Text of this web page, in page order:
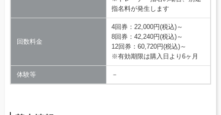
指名料が発生します
回数料金
4回券：22,000円(税込)～
8回券：42,240円(税込)～
12回券：60,720円(税込)～
※有効期限は購入日より6ヶ月
体験等 －